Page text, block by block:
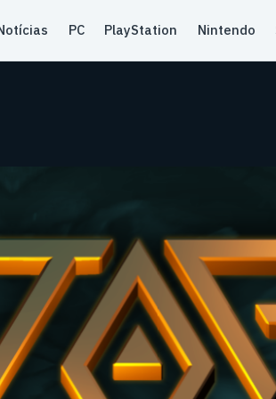
PC PlayStation Nintendo